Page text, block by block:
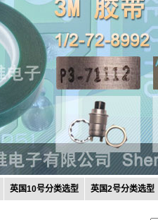
英国10号分类选型 英国2号分类选型